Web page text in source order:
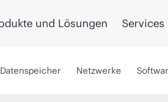
und Lösungen Services
Datenspeicher Netzwerke